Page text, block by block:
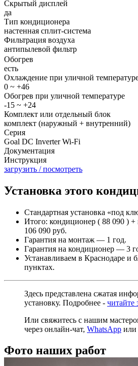
Скрытый дисплей
да
Тип кондиционера
настенная сплит-система
Фильтрация воздуха
антипылевой фильтр
Обогрев
есть
Охлаждение при уличной
0 ~ +46
Обогрев при уличной температуре
-15 ~ +24
Комплект или отдельный блок
комплект (наружный + внутренний)
Серия
Goal DC Inverter Wi-Fi
Документация
Инструкция
загрузить / посмотреть
Установка этого
Стандартная установка «под
Итого: кондиционер ( 88 090 )
106 090 руб.
Гарантия на монтаж — 1 год.
Гарантия на кондиционер — 3
Устанавливаем в Краснодаре и
пунктах.
Здесь представлена сжатая
установку. Подробнее - читайте
Или свяжитесь с нашим
через онлайн-чат, WhatsApp или
Фото наших работ